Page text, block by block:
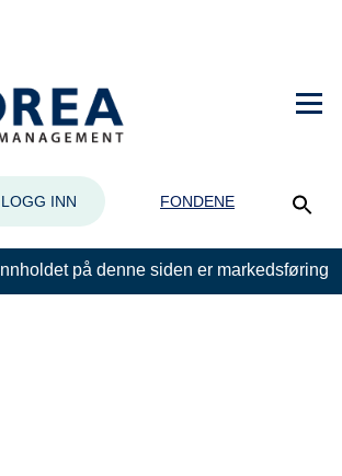
LOGG INN FONDENE
Innholdet på denne siden er markedsføring